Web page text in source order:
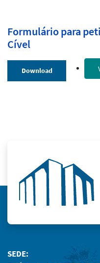
Formulário para
Cível
Download
SEDE: